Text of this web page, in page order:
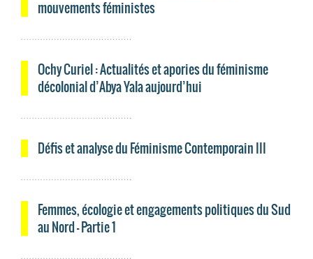
mouvements féministes
Ochy Curiel : Actualités et apories du féminisme
décolonial d’Abya Yala aujourd’hui
Défis et analyse du Féminisme Contemporain III
Femmes, écologie et engagements politiques du Sud
au Nord – Partie 1